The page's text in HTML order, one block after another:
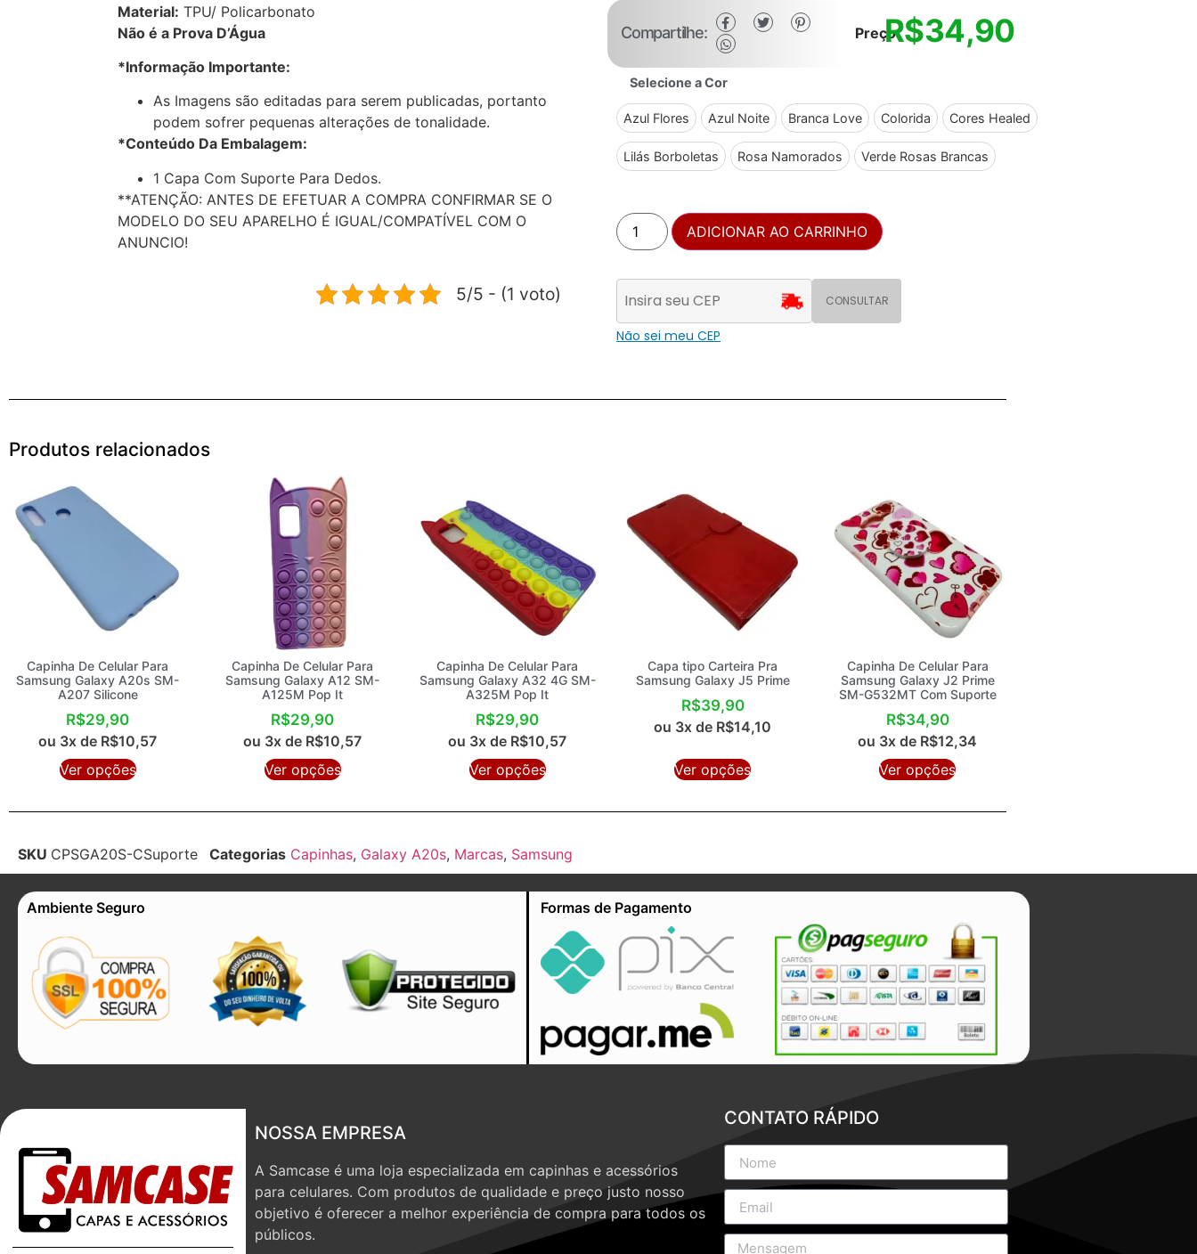
Material: TPU/ Policarbonato
Não é a Prova D’Água
*Informação Importante:
As Imagens são editadas para serem publicadas, portanto
podem sofrer pequenas alterações de tonalidade.
*Conteúdo Da Embalagem:
1 Capa Com Suporte Para Dedos.
**ATENÇÃO: ANTES DE EFETUAR A COMPRA CONFIRMAR SE O
MODELO DO SEU APARELHO É IGUAL/COMPATÍVEL COM O
ANUNCIO!
5/5 - (1 voto)
Preço:
Compartilhe: R$34,90
Selecione a Cor
Azul Flores Azul Noite Branca Love Colorida Cores Healed
Lilás Borboletas Rosa Namorados Verde Rosas Brancas
ADICIONAR AO CARRINHO
CONSULTAR
Não sei meu CEP
Produtos relacionados
Capinha De Celular Para
Samsung Galaxy A20s SM-
A207 Silicone
R$29,90
ou 3x de R$10,57
Ver opções
Capinha De Celular Para
Samsung Galaxy A12 SM-
A125M Pop It
R$29,90
ou 3x de R$10,57
Ver opções
Capinha De Celular Para
Samsung Galaxy A32 4G SM-
A325M Pop It
R$29,90
ou 3x de R$10,57
Ver opções
Capa tipo Carteira Pra
Samsung Galaxy J5 Prime
R$39,90
ou 3x de R$14,10
Ver opções
Capinha De Celular Para
Samsung Galaxy J2 Prime
SM-G532MT Com Suporte
R$34,90
ou 3x de R$12,34
Ver opções
SKU CPSGA20S-CSuporte Categorias Capinhas, Galaxy A20s, Marcas, Samsung
Ambiente Seguro Formas de Pagamento
NOSSA EMPRESA
A Samcase é uma loja especializada em capinhas e acessórios
para celulares. Com produtos de qualidade e preço justo nosso
objetivo é oferecer a melhor experiência de compra para todos os
públicos.
CONTATO RÁPIDO